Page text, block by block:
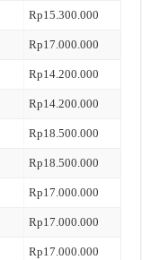
Rp15.300.000
Rp17.000.000
Rp14.200.000
Rp14.200.000
Rp18.500.000
Rp18.500.000
Rp17.000.000
Rp17.000.000
Rp17.000.000